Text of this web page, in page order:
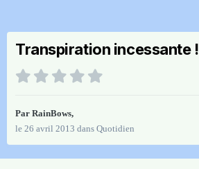
Transpiration incessante !
Par RainBows,
le 26 avril 2013 dans Quotidien